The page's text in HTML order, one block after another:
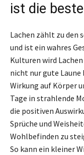
ist die
Lachen zählt zu den
und ist ein wahres
Kulturen wird
nicht nur gute Laune
Wirkung auf Körper
Tage in strahlende
die positiven
Sprüche und
Wohlbefinden zu
So kann ein kleiner